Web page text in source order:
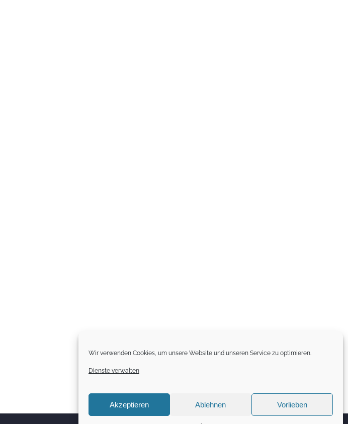
Wir verwenden Cookies, um unsere Website und unseren Service zu optimieren.
Dienste verwalten
Akzeptieren Ablehnen Vorlieben